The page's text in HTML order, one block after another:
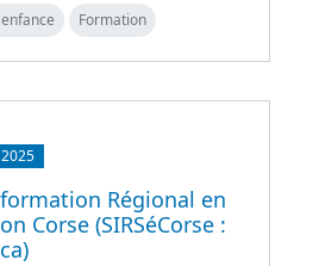
Formation
2025
Régional en
Corse (SIRSéCorse :